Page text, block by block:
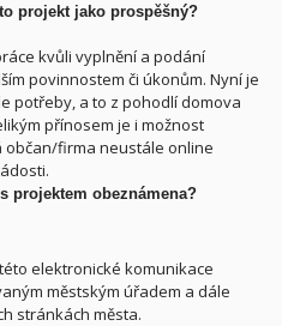
projekt jako prospěšný?
kvůli vyplnění a podání
povinnostem či úkonům. Nyní je
potřeby, a to z pohodlí domova
přínosem je i možnost
občan/firma neustále online
projektem obeznámena?
elektronické komunikace
městským úřadem a dále
stránkách města.